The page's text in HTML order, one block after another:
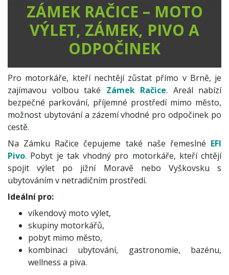
ZÁMEK RAČICE – MOTO
VÝLET, ZÁMEK, PIVO A
ODPOČINEK
Pro motorkáře, kteří nechtějí zůstat přímo v Brně, je
zajímavou volbou také Zámek Račice. Areál nabízí
bezpečné parkování, příjemné prostředí mimo město,
možnost ubytování a zázemí vhodné pro odpočinek po
cestě.
Na Zámku Račice čepujeme také naše řemeslné EFI
Pivo. Pobyt je tak vhodný pro motorkáře, kteří chtějí
spojit výlet po jižní Moravě nebo Vyškovsku s
ubytováním v netradičním prostředí.
Ideální pro:
víkendový moto výlet,
skupiny motorkářů,
pobyt mimo město,
kombinaci ubytování, gastronomie, bazénu,
wellness a piva.